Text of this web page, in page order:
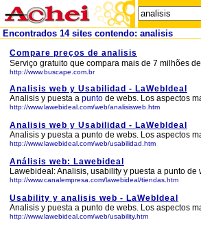
Encontrados 14 sites contendo: analisis
Compare preços de analisis
Serviço gratuito que compara mais de 7 milhões
http://www.buscape.com.br
Analisis web y Usabilidad - LaWebIdeal
Analisis y puesta a punto de webs. Los aspectos
http://www.lawebideal.com/web/analisisweb.htm
Analisis web y Usabilidad - LaWebIdeal
Analisis y puesta a punto de webs. Los aspectos
http://www.lawebideal.com/web/usabilidad.htm
Análisis web: Lawebideal
Lawebideal: Analisis, usability y puesta a punto
http://www.canalempresa.com/lawebideal/tiendas.htm
Usability y analisis web - LaWebIdeal
Analisis y puesta a punto de webs. Los aspectos
http://www.lawebideal.com/web/usability.htm